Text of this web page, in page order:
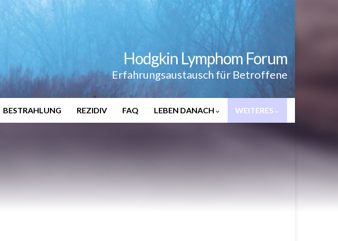
Hodgkin Lymphom Forum
Erfahrungsaustausch für Betroffene
BESTRAHLUNG REZIDIV FAQ LEBEN DANACH WEITERES